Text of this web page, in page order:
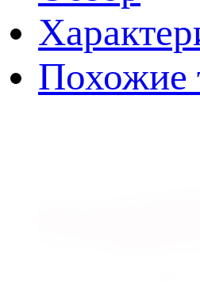
Похожие